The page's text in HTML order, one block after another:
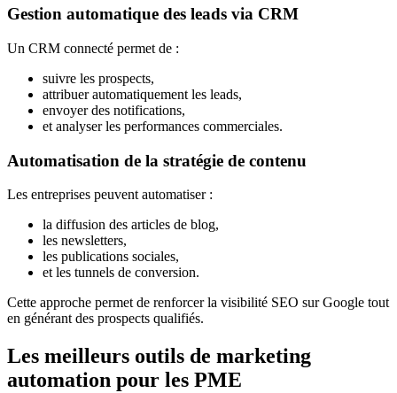
Gestion automatique des leads via CRM
Un CRM connecté permet de :
suivre les prospects,
attribuer automatiquement les leads,
envoyer des notifications,
et analyser les performances commerciales.
Automatisation de la stratégie de contenu
Les entreprises peuvent automatiser :
la diffusion des articles de blog,
les newsletters,
les publications sociales,
et les tunnels de conversion.
Cette approche permet de renforcer la visibilité SEO sur Google tout
en générant des prospects qualifiés.
Les meilleurs outils de marketing
automation pour les PME